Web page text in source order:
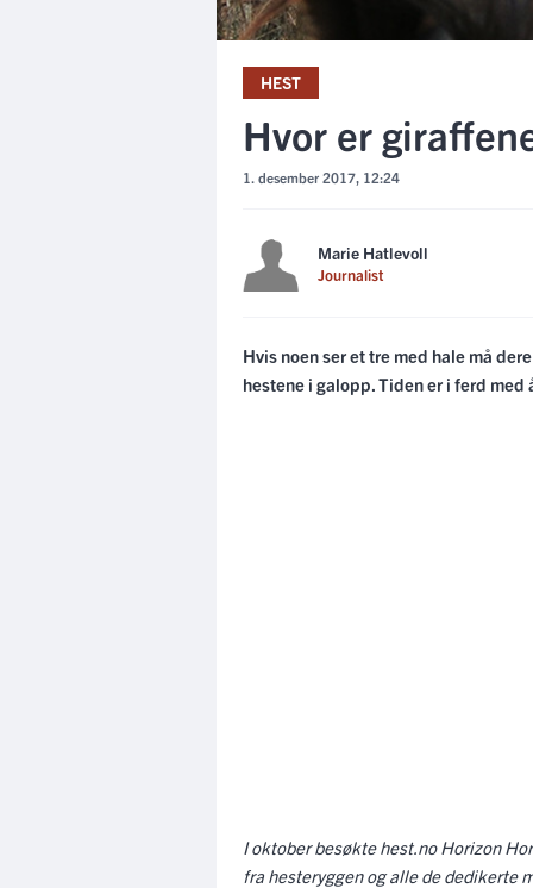
HEST
Hvor er
1. desember 2017, 12:24
Marie Hatlevoll
Journalist
Hvis noen ser et tre med hale må
hestene i galopp. Tiden er i ferd
I oktober besøkte hest.no Horizon
fra hesteryggen og alle de dedikerte